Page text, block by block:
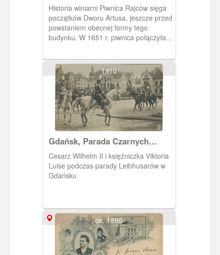
Historia winiarni Piwnica Rajców sięga
początków Dworu Artusa, jeszcze przed
powstaniem obecnej formy tego
budynku. W 1651 r. piwnica połączyła
Dworu Artusa.
1910
Gdańsk, Parada Czarnych
Huzarów (Leibhusaren)
Cesarz Wilhelm II i księżniczka Viktoria
Luise podczas parady Leibhusarów w
Gdańsku
ok. 1890